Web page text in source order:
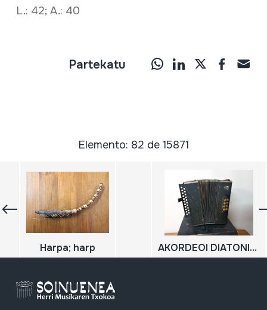
L.: 42; A.: 40
Partekatu
Elemento: 82 de 15871
Harpa; harp AKORDEOI DIATONIKOA; ACORDEON; ACCORDION